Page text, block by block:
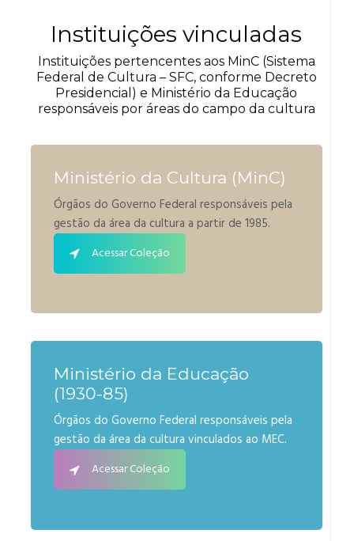
Instituições vinculadas
Instituições pertencentes aos MinC (Sistema
Federal de Cultura – SFC, conforme Decreto
Presidencial) e Ministério da Educação
responsáveis por áreas do campo da cultura
Ministério da Cultura (MinC)
Órgãos do Governo Federal responsáveis pela
gestão da área da cultura a partir de 1985.
Acessar Coleção
Ministério da Educação
(1930-85)
Órgãos do Governo Federal responsáveis pela
gestão da área da cultura vinculados ao MEC.
Acessar Coleção